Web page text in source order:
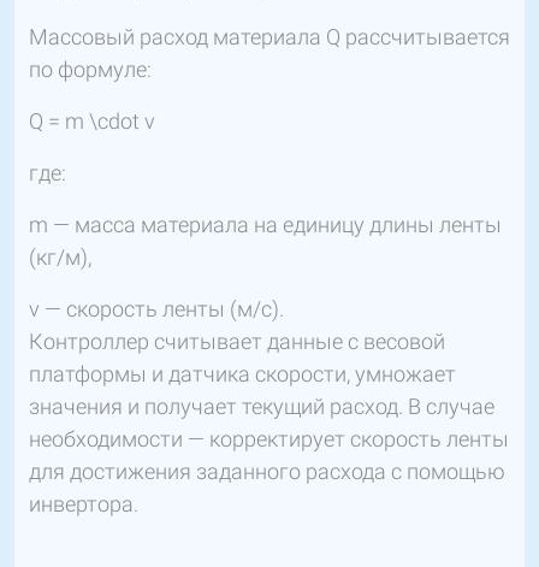
Массовый расход материала Q рассчитывается
по формуле:
Q = m \cdot v
где:
m — масса материала на единицу длины ленты
(кг/м),
v — скорость ленты (м/с).
Контроллер считывает данные с весовой
платформы и датчика скорости, умножает
значения и получает текущий расход. В случае
необходимости — корректирует скорость ленты
для достижения заданного расхода с помощью
инвертора.